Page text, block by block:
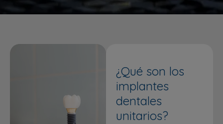
¿Qué son los
implantes
dentales
unitarios?